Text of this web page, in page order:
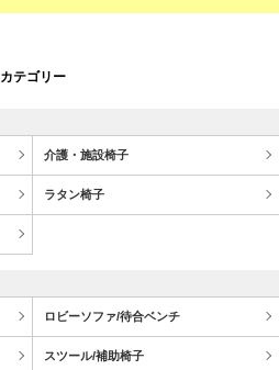
カテゴリー
介護・施設椅子
ラタン椅子
ロビーソファ/待合ベンチ
スツール/補助椅子